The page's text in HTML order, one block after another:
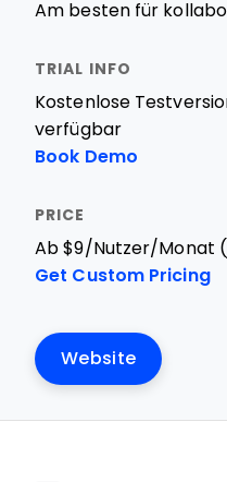
Am besten für
Kostenlose
verfügbar
Book Demo
Ab $9/Nutzer/Monat
Get Custom Pricing
Website